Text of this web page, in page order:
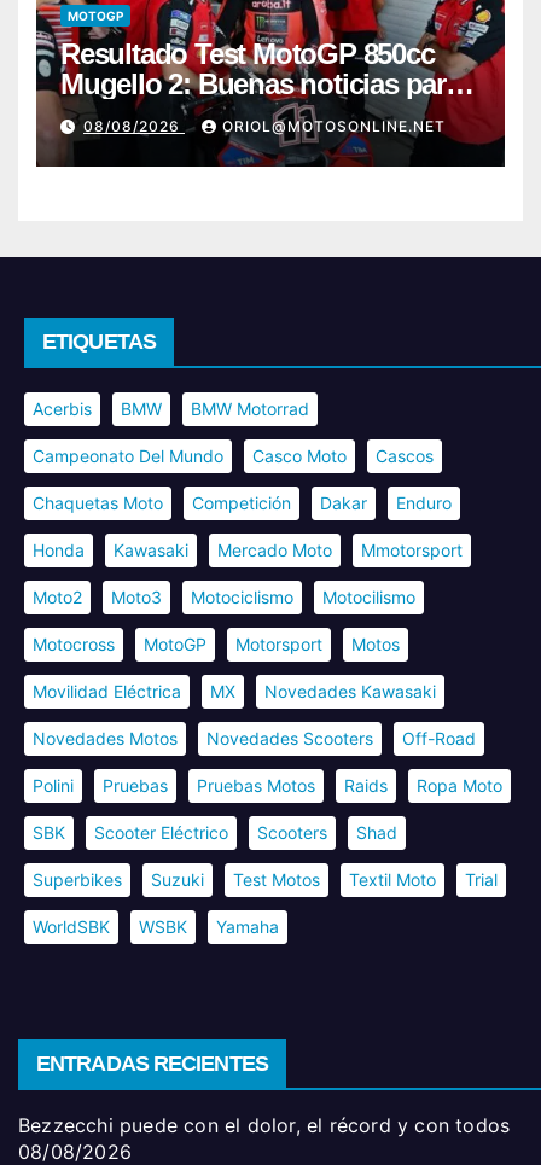
MOTOGP
Resultado Test MotoGP 850cc
Mugello 2: Buenas noticias para
Márquez y Acosta
08/08/2026 ORIOL@MOTOSONLINE.NET
ETIQUETAS
Acerbis BMW BMW Motorrad
Campeonato Del Mundo Casco Moto Cascos
Chaquetas Moto Competición Dakar Enduro
Honda Kawasaki Mercado Moto Mmotorsport
Moto2 Moto3 Motociclismo Motocilismo
Motocross MotoGP Motorsport Motos
Movilidad Eléctrica MX Novedades Kawasaki
Novedades Motos Novedades Scooters Off-Road
Polini Pruebas Pruebas Motos Raids Ropa Moto
SBK Scooter Eléctrico Scooters Shad
Superbikes Suzuki Test Motos Textil Moto Trial
WorldSBK WSBK Yamaha
ENTRADAS RECIENTES
Bezzecchi puede con el dolor, el récord y con todos
08/08/2026